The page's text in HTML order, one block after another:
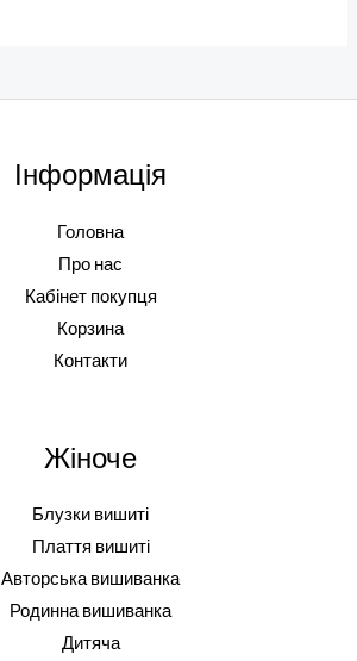
Інформація
Головна
Про нас
Кабінет покупця
Корзина
Контакти
Жіноче
Блузки вишиті
Плаття вишиті
Авторська вишиванка
Родинна вишиванка
Дитяча